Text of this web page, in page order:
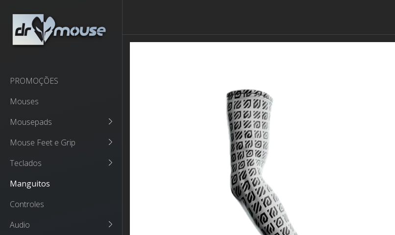
PROMOÇÕES
Mouses
Mousepads
Mouse Feet e Grip
Teclados
Manguitos
Controles
Audio